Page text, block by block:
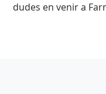
dudes en venir a